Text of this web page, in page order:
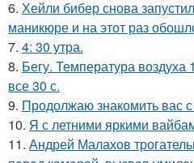
6. Хейли бибер снова
маникюре и на этот раз
7. 4: 30 утра.
8. Бегу. Температура
все 30 с.
9. Продолжаю знакомить вас
10. Я с летними яркими
11. Андрей Малахов